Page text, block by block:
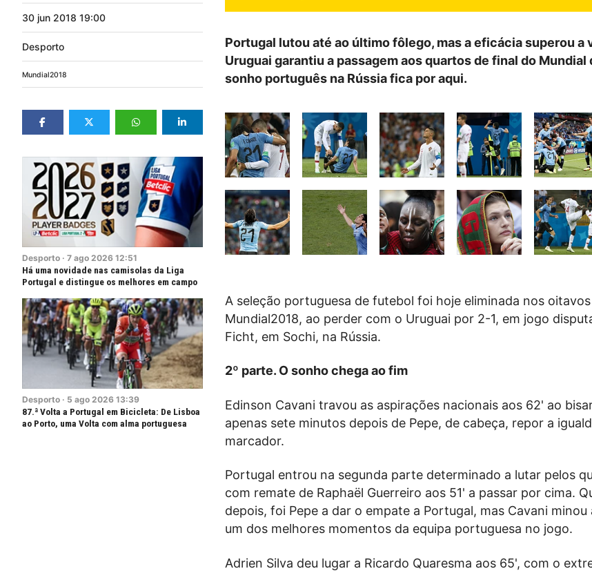
30 jun 2018 19:00
Desporto
Mundial2018
Desporto · 7 ago 2026 12:51
Há uma novidade nas camisolas da Liga
Portugal e distingue os melhores em campo
Desporto · 5 ago 2026 13:39
87.ª Volta a Portugal em Bicicleta: De Lisboa
ao Porto, uma Volta com alma portuguesa
Portugal lutou até ao último fôlego, mas a eficácia superou a
Uruguai garantiu a passagem aos quartos de final do Mundial
sonho português na Rússia fica por aqui.
A seleção portuguesa de futebol foi hoje eliminada nos
Mundial2018, ao perder com o Uruguai por 2-1, em jogo
Ficht, em Sochi, na Rússia.
2º parte. O sonho chega ao fim
Edinson Cavani travou as aspirações nacionais aos 62' ao
apenas sete minutos depois de Pepe, de cabeça, repor a
marcador.
Portugal entrou na segunda parte determinado a lutar pelos
com remate de Raphaël Guerreiro aos 51' a passar por cima.
depois, foi Pepe a dar o empate a Portugal, mas Cavani minou
um dos melhores momentos da equipa portuguesa no jogo.
Adrien Silva deu lugar a Ricardo Quaresma aos 65', com o